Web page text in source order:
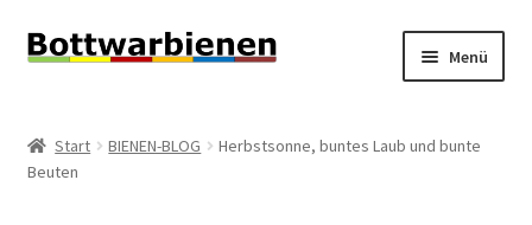
Zur
Zum
Menü
SHOP
Start BIENEN-BLOG
Herbstsonne, buntes Laub und bunte
Beuten